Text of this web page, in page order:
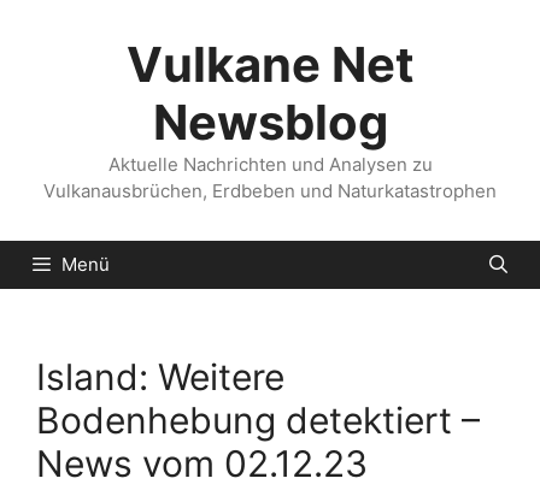
Vulkane Net
Newsblog
Aktuelle Nachrichten und Analysen zu
Vulkanausbrüchen, Erdbeben und Naturkatastrophen
Menü
Island: Weitere
Bodenhebung detektiert –
News vom 02.12.23